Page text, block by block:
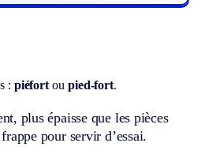
: piéfort ou pied-fort.
plus épaisse que les pièces
pour servir d’essai.